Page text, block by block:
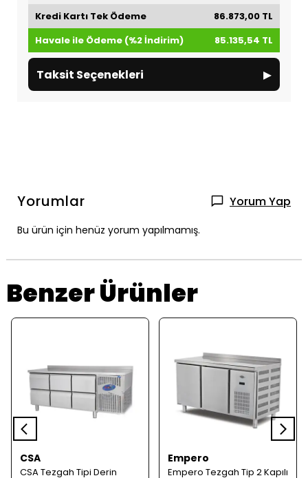
Kredi Kartı Tek Ödeme
86.873,00 TL
Havale ile Ödeme (%2 İndirim)
85.135,54 TL
Taksit Seçenekleri ▸
Yorumlar Yorum Yap
Bu ürün için henüz yorum yapılmamış.
Benzer Ürünler
CSA
CSA Tezgah Tipi Derin
Empero
Empero Tezgah Tip 2 Kapılı